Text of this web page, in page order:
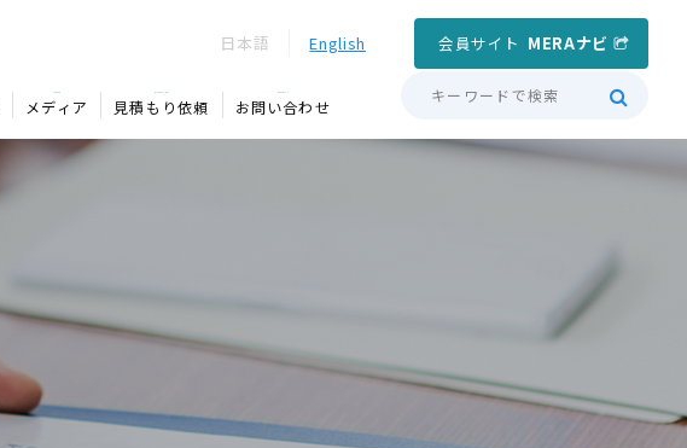
日本語 English 会員サイト MERAナビ
メディア 見積もり依頼 お問い合わせ